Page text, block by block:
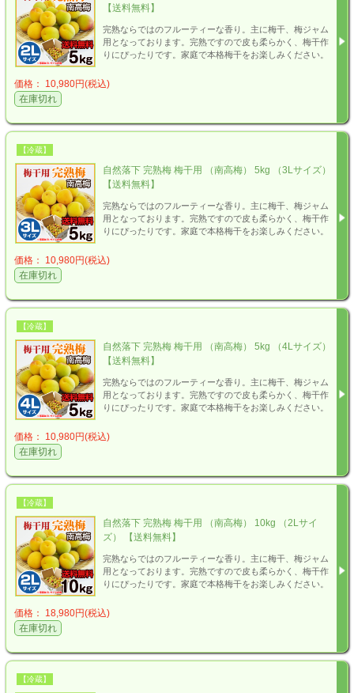
【送料無料】
完熟ならではのフルーティーな香り。主に梅干、梅ジャム
用となっております。完熟ですので皮も柔らかく、梅干作
りにぴったりです。家庭で本格梅干をお楽しみください。
価格： 10,980円(税込)
在庫切れ
【冷蔵】
自然落下 完熟梅 梅干用 （南高梅） 5kg （3Lサイズ）
【送料無料】
完熟ならではのフルーティーな香り。主に梅干、梅ジャム
用となっております。完熟ですので皮も柔らかく、梅干作
りにぴったりです。家庭で本格梅干をお楽しみください。
価格： 10,980円(税込)
在庫切れ
【冷蔵】
自然落下 完熟梅 梅干用 （南高梅） 5kg （4Lサイズ）
【送料無料】
完熟ならではのフルーティーな香り。主に梅干、梅ジャム
用となっております。完熟ですので皮も柔らかく、梅干作
りにぴったりです。家庭で本格梅干をお楽しみください。
価格： 10,980円(税込)
在庫切れ
【冷蔵】
自然落下 完熟梅 梅干用 （南高梅） 10kg （2Lサイ
ズ） 【送料無料】
完熟ならではのフルーティーな香り。主に梅干、梅ジャム
用となっております。完熟ですので皮も柔らかく、梅干作
りにぴったりです。家庭で本格梅干をお楽しみください。
価格： 18,980円(税込)
在庫切れ
【冷蔵】